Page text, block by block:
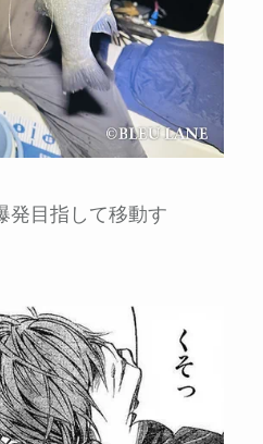
発目指して移動す